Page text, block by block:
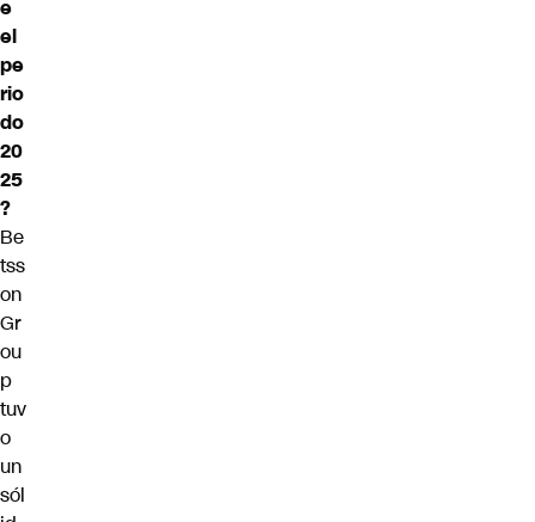
e
el
pe
rio
do
20
25
?
Be
tss
on
Gr
ou
p
tuv
o
un
sól